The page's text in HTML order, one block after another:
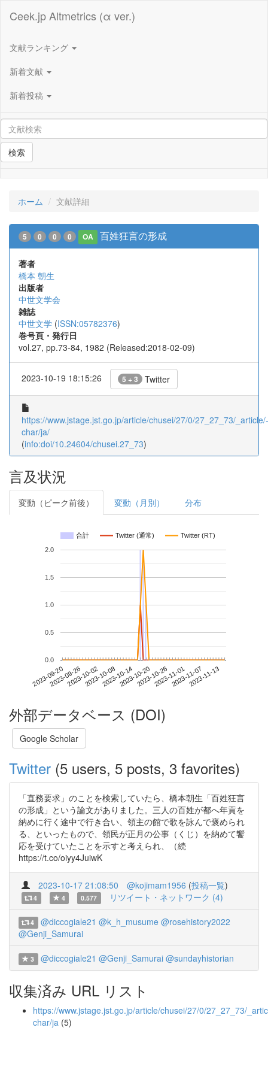
Ceek.jp Altmetrics (α ver.)
文献ランキング
新着文献
新着投稿
検索
ホーム 文献詳細
5 0 0 0 OA 百姓狂言の形成
著者
橋本 朝生
出版者
中世文学会
雑誌
中世文学 (ISSN:05782376)
巻号頁・発行日
vol.27, pp.73-84, 1982 (Released:2018-02-09)
2023-10-19 18:15:26 5 + 3 Twitter
https://www.jstage.jst.go.jp/article/chusei/27/0/27_27_73/_article/-
char/ja/
(info:doi/10.24604/chusei.27_73)
言及状況
変動（ピーク前後） 変動（月別） 分布
合計 Twitter (通常) Twitter (RT)
2023-09-202023-09-262023-10-022023-10-082023-10-142023-10-202023-10-262023-11-012023-11-072023-11-13
0.0
0.5
1.0
1.5
2.0
外部データベース (DOI)
Google Scholar
Twitter (5 users, 5 posts, 3 favorites)
「直務要求」のことを検索していたら、橋本朝生「百姓狂言
の形成」という論文がありました。三人の百姓が都へ年貢を
納めに行く途中で行き合い、領主の館で歌を詠んで褒められ
る、といったもので、領民が正月の公事（くじ）を納めて饗
応を受けていたことを示すと考えられ、（続
https://t.co/oiyy4JuiwK
2023-10-17 21:08:50 @kojimam1956 (投稿一覧)
4 4 0.577 リツイート・ネットワーク (4)
4 @diccogiale21 @k_h_musume @rosehistory2022
@Genji_Samurai
3 @diccogiale21 @Genji_Samurai @sundayhistorian
収集済み URL リスト
https://www.jstage.jst.go.jp/article/chusei/27/0/27_27_73/
char/ja (5)